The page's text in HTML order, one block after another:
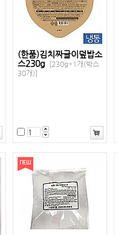
(한품)김치짜글이덮밥소
스230g
[230g*1개(박스
30개)]